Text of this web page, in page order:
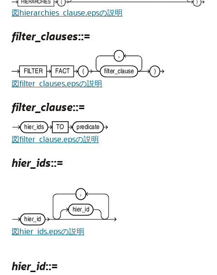
図hierarchies_clause.epsの説明
filter_clauses::=
図filter_clauses.epsの説明
filter_clause::=
図filter_clause.epsの説明
hier_ids::=
図hier_ids.epsの説明
hier_id::=